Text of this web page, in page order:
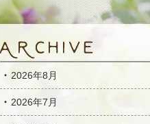
2026年8月
2026年7月